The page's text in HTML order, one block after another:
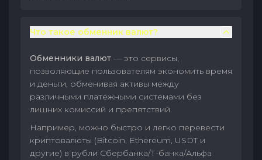
Что такое обменник валют?
Обменники валют — это сервисы,
позволяющие пользователям экономить время
и деньги, обменивая активы между
различными платежными системами без
лишних комиссий и препятствий.
Например, можно быстро и легко перевести
криптовалюты (Bitcoin, Ethereum, USDT и
другие) в рубли Сбербанка/Т-банка/Альфа